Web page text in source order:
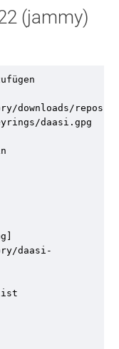
(jammy)
downloads/
daasi.gpg
daasi-